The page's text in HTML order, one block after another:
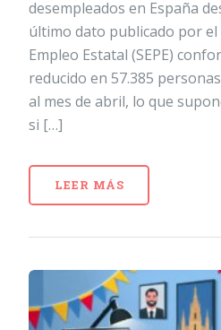
desempleados en España
último dato publicado por el
Empleo Estatal (SEPE)
reducido en 57.385
al mes de abril, lo que
si […]
LEER MÁS